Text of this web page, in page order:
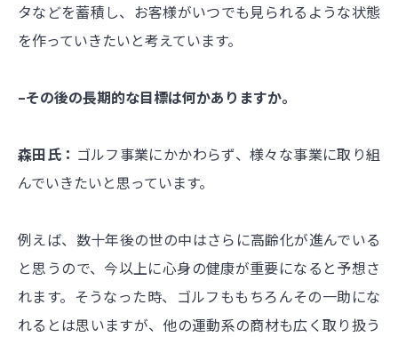
タなどを蓄積し、お客様がいつでも見られるような状態
を作っていきたいと考えています。
–その後の長期的な目標は何かありますか。
森田氏： ゴルフ事業にかかわらず、様々な事業に取り組
んでいきたいと思っています。
例えば、数十年後の世の中はさらに高齢化が進んでいる
と思うので、今以上に心身の健康が重要になると予想さ
れます。そうなった時、ゴルフももちろんその一助にな
れるとは思いますが、他の運動系の商材も広く取り扱う